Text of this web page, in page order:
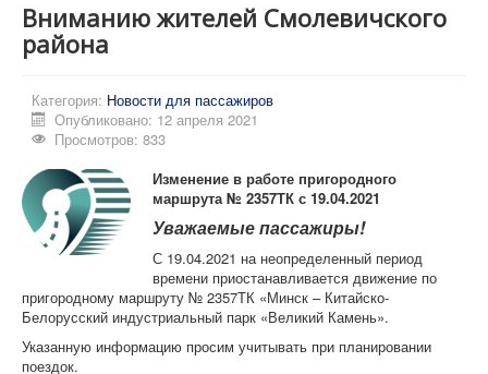
Обращения
Расписание движения
Портал перевозчиков
Контрольно-ревизорская служба
Карта сайта
Вниманию жителей Смолевичского
района
Категория: Новости для пассажиров
Опубликовано: 12 апреля 2021
Просмотров: 833
Изменение в работе пригородного
маршрута № 2357ТК с 19.04.2021
Уважаемые пассажиры!
С 19.04.2021 на неопределенный период
времени приостанавливается движение по
пригородному маршруту № 2357ТК «Минск – Китайско-
Белорусский индустриальный парк «Великий Камень».
Указанную информацию просим учитывать при планировании
поездок.